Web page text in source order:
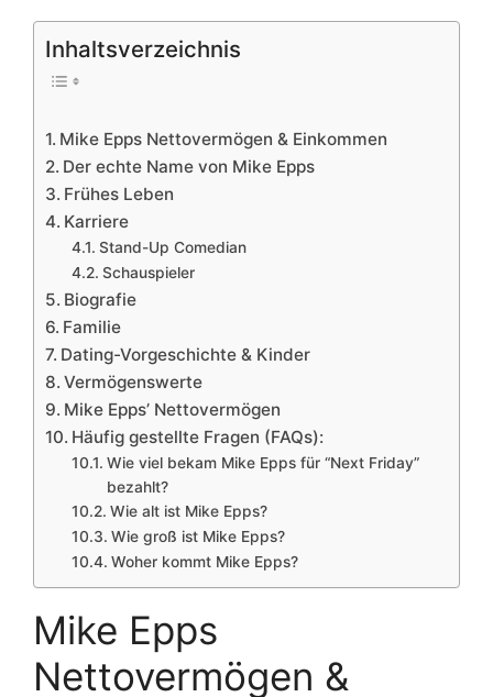
Inhaltsverzeichnis
Mike Epps Nettovermögen & Einkommen
Der echte Name von Mike Epps
Frühes Leben
Karriere
Stand-Up Comedian
Schauspieler
Biografie
Familie
Dating-Vorgeschichte & Kinder
Vermögenswerte
Mike Epps’ Nettovermögen
Häufig gestellte Fragen (FAQs):
Wie viel bekam Mike Epps für “Next Friday”
bezahlt?
Wie alt ist Mike Epps?
Wie groß ist Mike Epps?
Woher kommt Mike Epps?
Mike Epps
Nettovermögen &